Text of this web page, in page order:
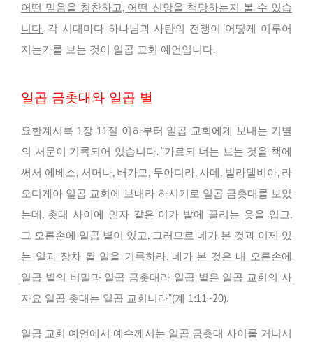
어떤 믿음을 칭찬하고, 어떤 신앙을 책망하는지 볼 수 있습
니다.각 시대마다 하나님과 사탄의 전쟁이 어떻게 이루어
지는가를 보는 것이 일곱 교회 예언입니다.
일곱 금촛대와 일곱 별
요한계시록 1장 11절 이하부터 일곱 교회에게 보내는 기별
의 서문이 기록되어 있습니다. “가로되 너는 보는 것을 책에
써서 에베소, 서머나, 버가모, 두아디라, 사데, 빌라델비아, 라
오디게아 일곱 교회에 보내라 하시기로 일곱 금촛대를 보았
는데, 촛대 사이에 인자 같은 이가 발에 끌리는 옷을 입고,
그 오른손에 일곱 별이 있고, 그러므로 네가 본 것과 이제 있
는 일과 장차 될 일을 기록하라. 네가 본 것은 내 오른손에
일곱 별의 비밀과 일곱 금촛대라 일곱 별은 일곱 교회의 사
자요 일곱 촛대는 일곱 교회니라”(계 1:11~20).
일곱 교회 예언에서 예수께서는 일곱 금촛대 사이를 거니시